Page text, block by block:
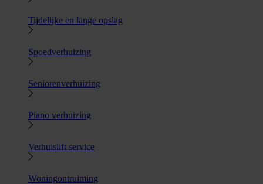
Tijdelijke en lange opslag
Spoedverhuizing
Seniorenverhuizing
Piano verhuizing
Verhuislift service
Woningontruiming